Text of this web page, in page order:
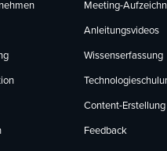
Meeting-
Anleitungsvideos
Wissenserfassung
Content-Erstellung
Feedback